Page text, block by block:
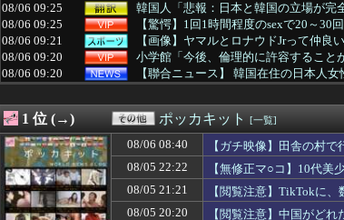
08/06 09:25
韓国人「悲報：日本と韓国の立場が
08/06 09:25
【驚愕】1回1時間程度のsexで20～30
08/06 09:21
【画像】ヤマルとロナウドJrって仲良
08/06 09:20
小学館「今後、倫理的に許容すること
08/06 09:20
【聯合ニュース】 韓国在住の日本人
08/06 09:20
海外「日本のアニメは世界観や設定
08/06 09:19
好きな女性の自転車を修理してあげた
08/06 09:19
UEFAとFIFAの争いが完全に泥沼化し
08/06 09:16
【悲報】横浜DeNAベイスターズさん
08/06 09:16
カープ、最下位中日まで1G差なのに3
08/06 09:15
スレ主「1000円の刺身も食べたこと
08/06 09:15
株式投資、若年男性の自信喪失の原
1 位 (→) ポッカキット [一覧]
08/06 08:40
【ガチ映像】田舎の村
08/05 22:22
【無修正マ○コ】10代美
08/05 21:21
【閲覧注意】TikTokに
08/05 20:20
【閲覧注意】中国がど